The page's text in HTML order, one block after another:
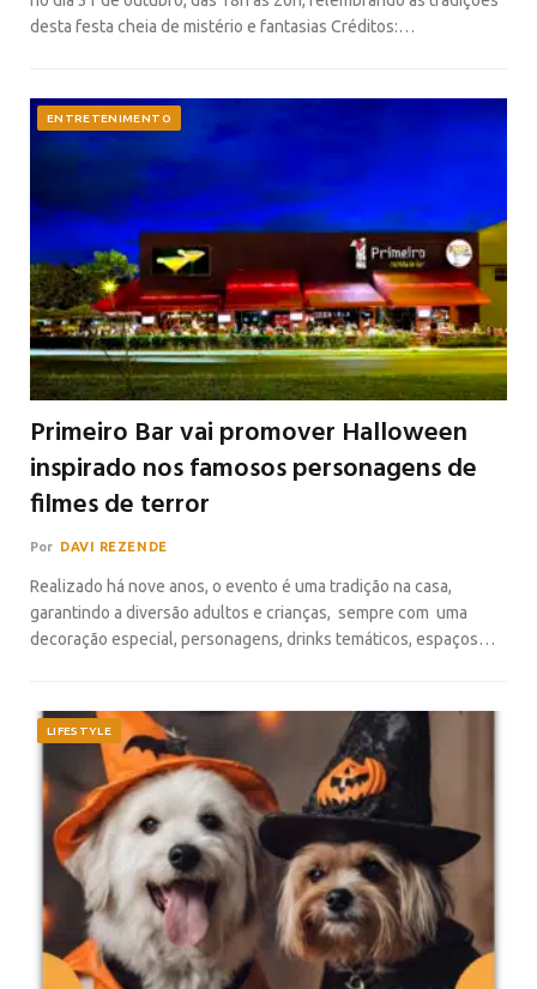
desta festa cheia de mistério e fantasias Créditos:…
ENTRETENIMENTO
Primeiro Bar vai promover Halloween
inspirado nos famosos personagens de
filmes de terror
Por DAVI REZENDE
Realizado há nove anos, o evento é uma tradição na casa,
garantindo a diversão adultos e crianças, sempre com uma
decoração especial, personagens, drinks temáticos, espaços…
LIFESTYLE